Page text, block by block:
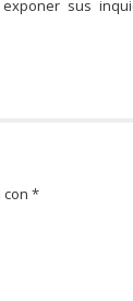
sus
con*